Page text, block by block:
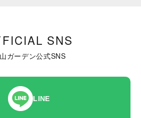
SNS
ガーデン公式SNS
LINE